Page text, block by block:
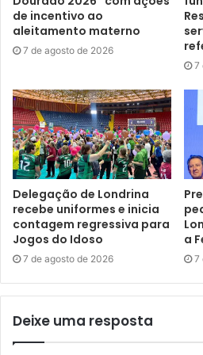
carinho as necessidades
objetivo é usar a favor minha
na gestão pública para trazer
Londrina, somando com todo o
secretário em Marília durante
me capacitou bastante enquanto
pública”, considerou.
Fabio Alves de Oliveira tem 45
Engenharia Civil pela Faculdade
Schenberg, em Cotia (SP), pós-
Pública e em Gestão de Pessoas
Universidade de Marília (Unimar).
De 2021 a 2024, enquanto
teve como atribuições o controle
de incentivo ao
aleitamento materno
7 de agosto de 2026
7
Delegação de Londrina
recebe uniformes e inicia
contagem regressiva para
Jogos do Idoso
7 de agosto de 2026
a
7
Deixe uma resposta